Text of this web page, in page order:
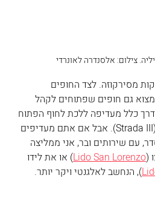
צילום: אלסנדרה לאונרדי
להגיע לחוף תוך כ-40 דקות מסירקוזה. לצד החופים
גם חופים שפתוחים לקהל
כלל מעדיפה ללכת לחוף הפתוח
שנמצא בקצה דרך מספר 3 (Strada III). אבל אם אתם מעדיפים
עם שירותים ובר, אני ממליצה
(
Lido San Lorenzo) או את לידו
), הנחשב לאלגנטי ויקר יותר.